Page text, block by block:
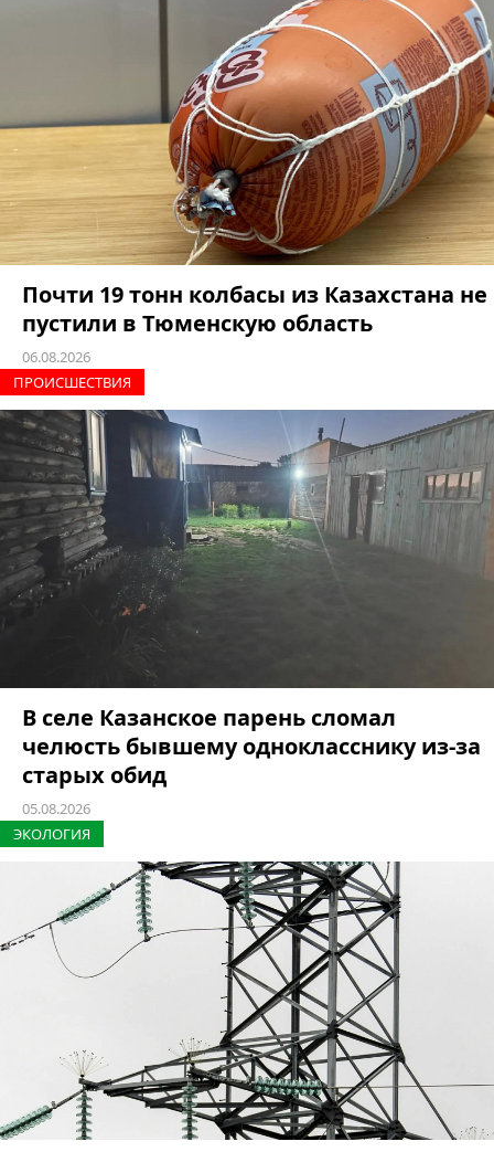
Почти 19 тонн колбасы из Казахстана не
пустили в Тюменскую область
06.08.2026
ПРОИCШЕСТВИЯ
В селе Казанское парень сломал
челюсть бывшему однокласснику из-за
старых обид
05.08.2026
ЭКОЛОГИЯ